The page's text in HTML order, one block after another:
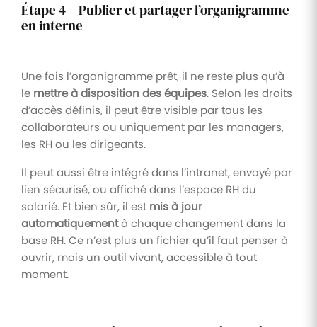
Étape 4 – Publier et partager l’organigramme
en interne
Une fois l’organigramme prêt, il ne reste plus qu’à
le mettre à disposition des équipes. Selon les droits
d’accès définis, il peut être visible par tous les
collaborateurs ou uniquement par les managers,
les RH ou les dirigeants.
Il peut aussi être intégré dans l’intranet, envoyé par
lien sécurisé, ou affiché dans l’espace RH du
salarié. Et bien sûr, il est mis à jour
automatiquementà chaque changement dans la
base RH. Ce n’est plus un fichier qu’il faut penser à
ouvrir, mais un outil vivant, accessible à tout
moment.